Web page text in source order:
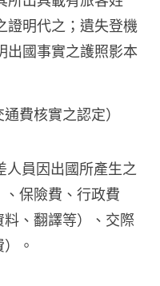
證明代之；遺失登機
出國事實之護照影本
費核實之認定）
人員因出國所產生之
保險費、行政費
料、翻譯等）、交際
。